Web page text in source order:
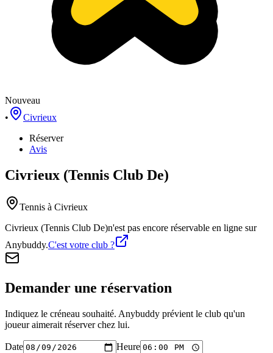
Nouveau
•
Civrieux
Réserver
Avis
Civrieux (Tennis Club De)
Tennis à Civrieux
Civrieux (Tennis Club De)n'est pas encore réservable en ligne sur
Anybuddy.C'est votre club ?
Demander une réservation
Indiquez le créneau souhaité. Anybuddy prévient le club qu'un
joueur aimerait réserver chez lui.
Date Heure